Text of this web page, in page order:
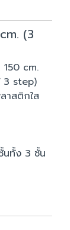
(3
cm.
3 step)
าสติกใส
นทั้ง 3 ชั้น